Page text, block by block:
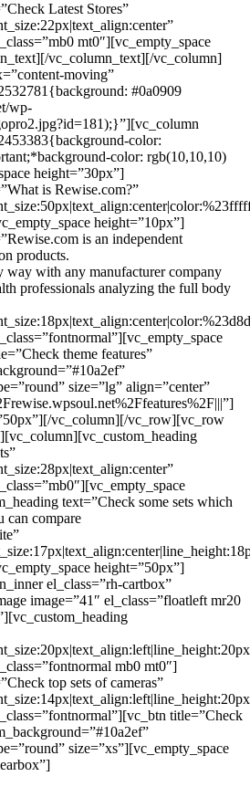
Latest Stores”
mt0″][vc_empty_space
vc_column_text][/vc_column]
moving”
#0a0909
wp-
color:
color: rgb(10,10,10)
height=”30px”]
is Rewise.com?”
height=”10px”]
is an independent
products.
way with any manufacturer company
professionals analyzing the full body
theme features”
size=”lg” align=”center”
vc_column][/vc_row][vc_row
text=”Check some sets which
can compare
height=”50px”]
el_class=”rh-cartbox”
image=”41″ el_class=”floatleft mr20
mb0 mt0″]
top sets of cameras”
title=”Check
size=”xs”][vc_empty_space